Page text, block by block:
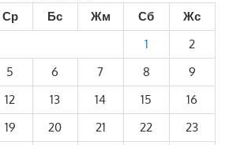
Ср Бс Жм Сб
Жс
1
2
5 6 7 8
9
12 13 14 15
16
19 20 21 22
23